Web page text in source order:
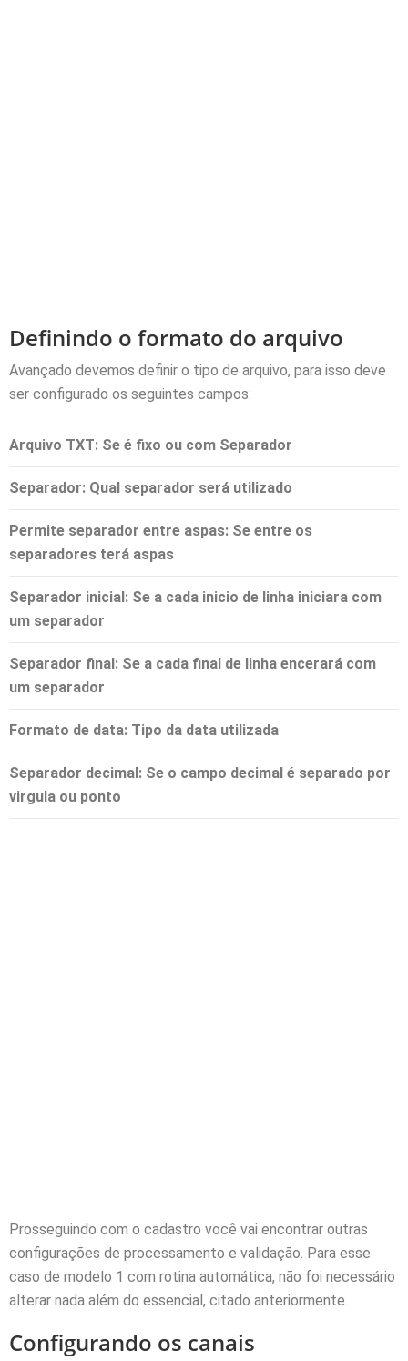
Definindo o formato do arquivo
Avançado devemos definir o tipo de arquivo, para isso deve
ser configurado os seguintes campos:
Arquivo TXT: Se é fixo ou com Separador
Separador: Qual separador será utilizado
Permite separador entre aspas: Se entre os
separadores terá aspas
Separador inicial: Se a cada inicio de linha iniciara com
um separador
Separador final: Se a cada final de linha encerará com
um separador
Formato de data: Tipo da data utilizada
Separador decimal: Se o campo decimal é separado por
virgula ou ponto
Prosseguindo com o cadastro você vai encontrar outras
configurações de processamento e validação. Para esse
caso de modelo 1 com rotina automática, não foi necessário
alterar nada além do essencial, citado anteriormente.
Configurando os canais